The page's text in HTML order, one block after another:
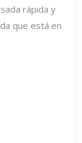
rápida y
que está en